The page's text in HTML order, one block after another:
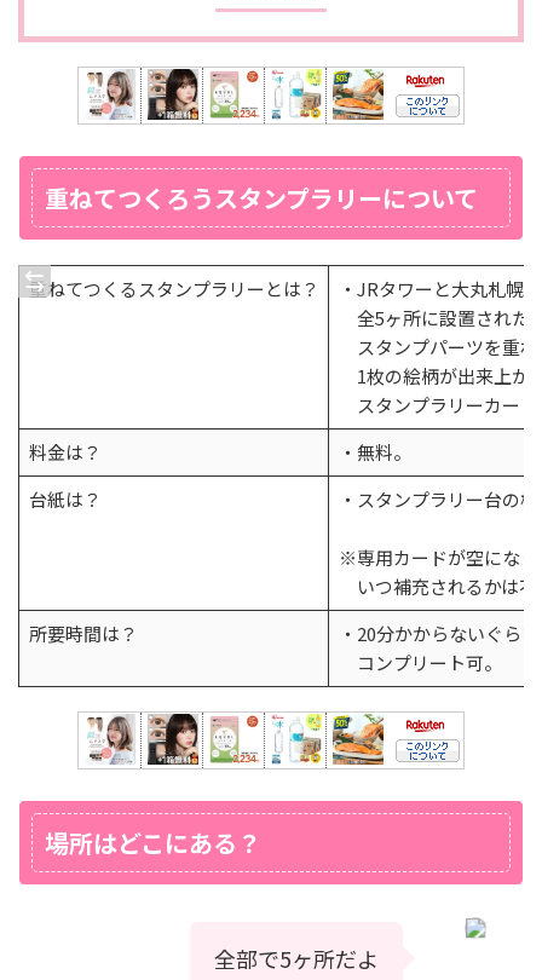
重ねてつくろうスタンプラリーについて
重ねてつくるスタンプラリーとは？
・JRタワーと大丸札幌
全5ヶ所に設置された
スタンプパーツを重
1枚の絵柄が出来上が
スタンプラリーカード
料金は？
・無料。
台紙は？
・スタンプラリー台の
※専用カードが空にな
いつ補充されるかは不
所要時間は？
・20分かからないぐら
コンプリート可。
場所はどこにある？
全部で5ヶ所だよ